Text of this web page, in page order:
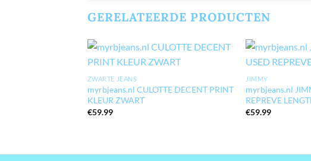
GERELATEERDE PRODUCTEN
ZWARTE JEANS
myrbjeans.nl CULOTTE DECENT PRINT
KLEUR ZWART
€59.99
JIMMY
myrbjeans.nl
REPREVE
€59.99